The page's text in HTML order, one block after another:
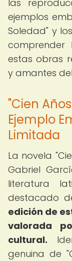
las
ejemplos
Soledad" y
comprender
estas obras
y amantes
"Cien
Ejemplo
Limitada
La novela
Gabriel
literatura
destacado
edición de
valorada
cultural.
genuina de